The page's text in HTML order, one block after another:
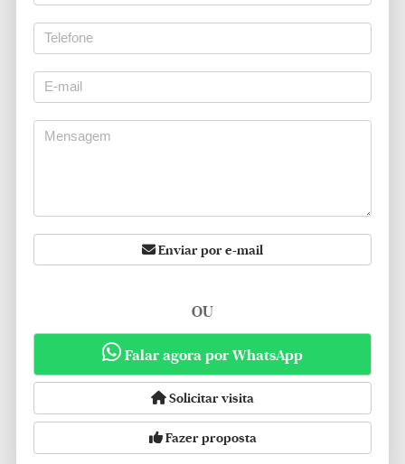
Enviar por e-mail
OU
Falar agora por WhatsApp
Solicitar visita
Fazer proposta